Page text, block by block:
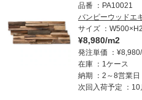
品番
PA10021
バンピーウッドエ
サイズ
¥8,980/m2
発注単価
在庫
1ケース
納期
2～8営業日
次回入荷予定
10